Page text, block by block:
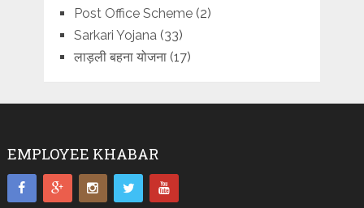
Post Office Scheme(2)
Sarkari Yojana (33)
लाड़ली बहना योजना(17)
EMPLOYEE KHABAR